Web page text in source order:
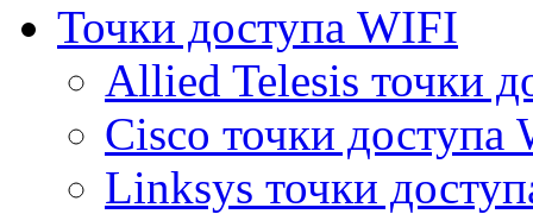
Точки доступа WIFI
Allied Telesis точки
Cisco точки доступа
Linksys точки